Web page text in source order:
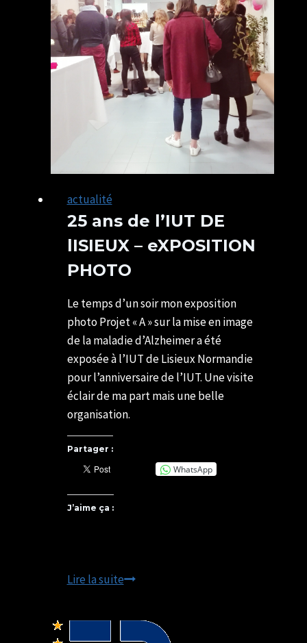
actualité
25 ans de l’IUT DE
lISIEUX – eXPOSITION
PHOTO
Le temps d’un soir mon exposition
photo Projet « A » sur la mise en image
de la maladie d’Alzheimer a été
exposée à l’IUT de Lisieux Normandie
pour l’anniversaire de l’IUT. Une visite
éclair de ma part mais une belle
organisation.
Partager :
WhatsApp
J’aime ça :
Lire la suite25